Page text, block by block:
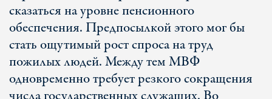
сказаться на уровне пенсионного
обеспечения. Предпосылкой этого мог бы
стать ощутимый рост спроса на труд
пожилых людей. Между тем МВФ
одновременно требует резкого сокращения